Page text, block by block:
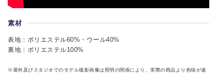
素材
表地：ポリエステル60%・ウール40%
裏地：ポリエステル100%
※屋外及びスタジオでのモデル撮影画像は照明の関係により、実際の商品より色味が違